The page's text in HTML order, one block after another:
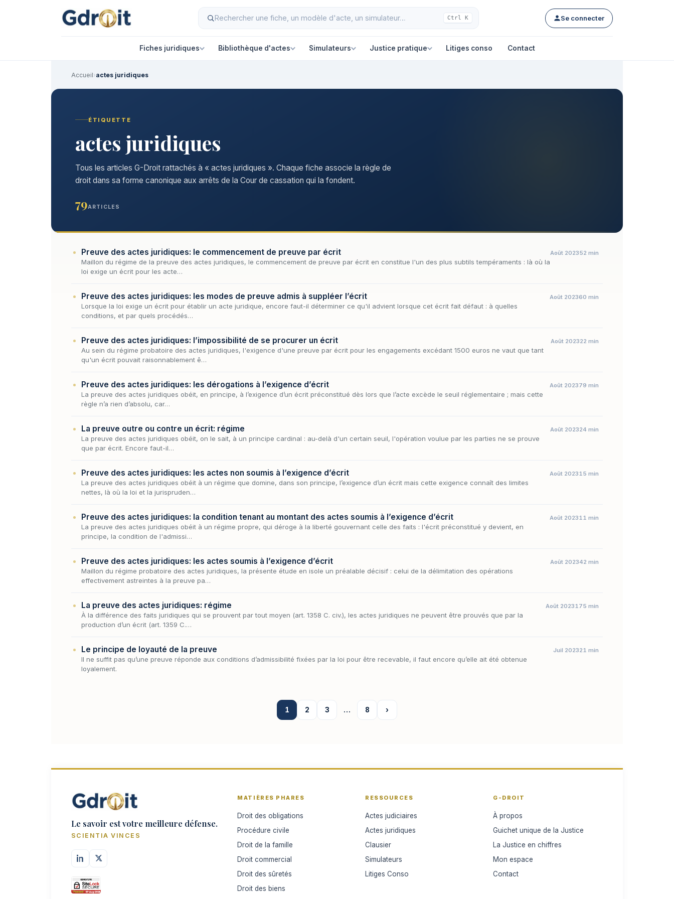
Ctrl K Se connecter
Fiches juridiques Bibliothèque d'actes Simulateurs Justice pratique Litiges conso Contact
Accueil›actes juridiques
ÉTIQUETTE
actes juridiques
Tous les articles G-Droit rattachés à « actes juridiques ». Chaque fiche associe la règle de
droit dans sa forme canonique aux arrêts de la Cour de cassation qui la fondent.
79ARTICLES
Preuve des actes juridiques: le commencement de preuve par écrit
Maillon du régime de la preuve des actes juridiques, le commencement de preuve par écrit en constitue l'un des plus subtils tempéraments : là où la
loi exige un écrit pour les acte…
Août 202352 min
Preuve des actes juridiques: les modes de preuve admis à suppléer l’écrit
Lorsque la loi exige un écrit pour établir un acte juridique, encore faut-il déterminer ce qu'il advient lorsque cet écrit fait défaut : à quelles
conditions, et par quels procédés…
Août 202360 min
Preuve des actes juridiques: l’impossibilité de se procurer un écrit
Au sein du régime probatoire des actes juridiques, l'exigence d'une preuve par écrit pour les engagements excédant 1500 euros ne vaut que tant
qu'un écrit pouvait raisonnablement ê…
Août 202322 min
Preuve des actes juridiques: les dérogations à l’exigence d’écrit
La preuve des actes juridiques obéit, en principe, à l’exigence d’un écrit préconstitué dès lors que l’acte excède le seuil réglementaire ; mais cette
règle n’a rien d’absolu, car…
Août 202379 min
La preuve outre ou contre un écrit: régime
La preuve des actes juridiques obéit, on le sait, à un principe cardinal : au-delà d'un certain seuil, l'opération voulue par les parties ne se prouve
que par écrit. Encore faut-il…
Août 202324 min
Preuve des actes juridiques: les actes non soumis à l’exigence d’écrit
La preuve des actes juridiques obéit à un régime que domine, dans son principe, l’exigence d’un écrit mais cette exigence connaît des limites
nettes, là où la loi et la jurispruden…
Août 202315 min
Preuve des actes juridiques: la condition tenant au montant des actes soumis à l’exigence d’écrit
La preuve des actes juridiques obéit à un régime propre, qui déroge à la liberté gouvernant celle des faits : l'écrit préconstitué y devient, en
principe, la condition de l'admissi…
Août 202311 min
Preuve des actes juridiques: les actes soumis à l’exigence d’écrit
Maillon du régime probatoire des actes juridiques, la présente étude en isole un préalable décisif : celui de la délimitation des opérations
effectivement astreintes à la preuve pa…
Août 202342 min
La preuve des actes juridiques: régime
À la différence des faits juridiques qui se prouvent par tout moyen (art. 1358 C. civ.), les actes juridiques ne peuvent être prouvés que par la
production d’un écrit (art. 1359 C.…
Août 2023175 min
Le principe de loyauté de la preuve
Il ne suffit pas qu’une preuve réponde aux conditions d’admissibilité fixées par la loi pour être recevable, il faut encore qu’elle ait été obtenue
loyalement.
Juil 202321 min
1 2 3 … 8 ›
Le savoir est votre meilleure défense.
SCIENTIA VINCES
MATIÈRES PHARES
Droit des obligations
Procédure civile
Droit de la famille
Droit commercial
Droit des sûretés
Droit des biens
RESSOURCES
Actes judiciaires
Actes juridiques
Clausier
Simulateurs
Litiges Conso
G-DROIT
À propos
Guichet unique de la Justice
La Justice en chiffres
Mon espace
Contact